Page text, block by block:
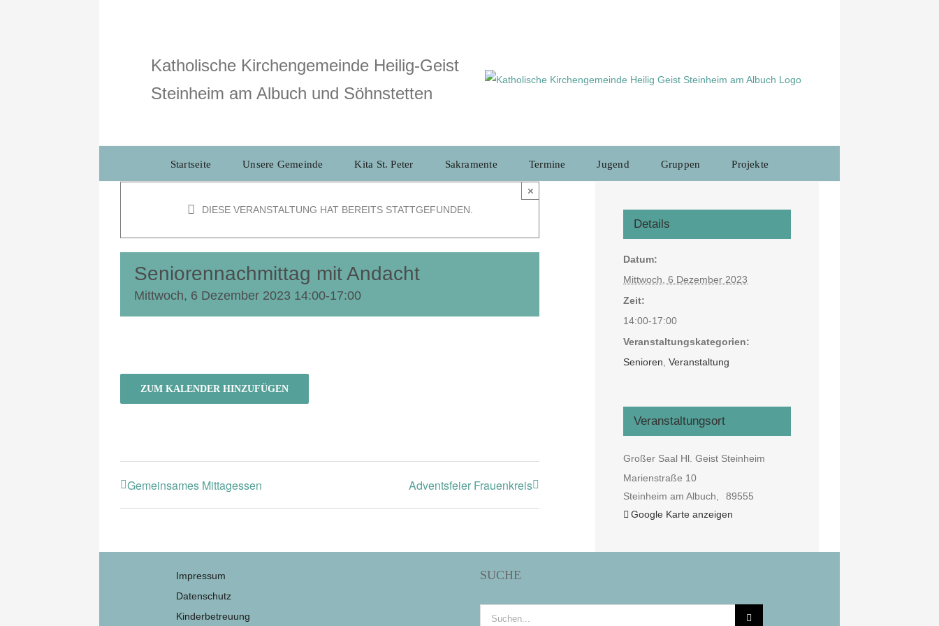
Katholische Kirchengemeinde Heilig-Geist
Steinheim am Albuch und Söhnstetten
Startseite Unsere Gemeinde Kita St. Peter Sakramente Termine Jugend Gruppen Projekte
DIESE VERANSTALTUNG HAT BEREITS STATTGEFUNDEN.
×
Seniorennachmittag mit Andacht
Mittwoch, 6 Dezember 2023 14:00-17:00
ZUM KALENDER HINZUFÜGEN
Gemeinsames Mittagessen Adventsfeier Frauenkreis
Details
Datum:
Mittwoch, 6 Dezember 2023
Zeit:
14:00-17:00
Veranstaltungskategorien:
Senioren Veranstaltung
Veranstaltungsort
Großer Saal Hl. Geist Steinheim
Marienstraße 10
Steinheim am Albuch
89555
Google Karte anzeigen
Impressum
Datenschutz
Kinderbetreuung
SUCHE
Suche